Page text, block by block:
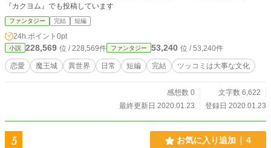
『カクヨム』でも投稿しています
ファンタジー 完結 短編
24h.ポイント 0pt
小説 228,569 位 / 228,569件 ファンタジー 53,240 位 / 53,240件
恋愛 魔王城 異世界 日常 短編 完結 ツッコミは大事な文化
感想数 0
文字数 6,622
最終更新日 2020.01.23
登録日 2020.01.23
5 お気に入り追加 4